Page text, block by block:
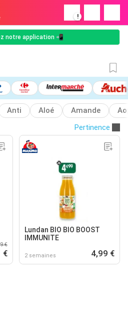
!
notre application 📲
Anti Aloé Amande
Pertinence
€
€
Lundan BIO BIO BOOST
IMMUNITE
2 semaines 4,99 €